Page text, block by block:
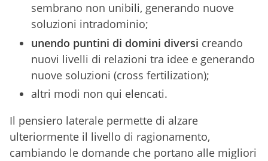
sembrano non unibili, generando nuove
soluzioni intradominio;
unendo puntini di domini diversi creando
nuovi livelli di relazioni tra idee e generando
nuove soluzioni (cross fertilization);
altri modi non qui elencati.
Il pensiero laterale permette di alzare
ulteriormente il livello di ragionamento,
cambiando le domande che portano alle migliori